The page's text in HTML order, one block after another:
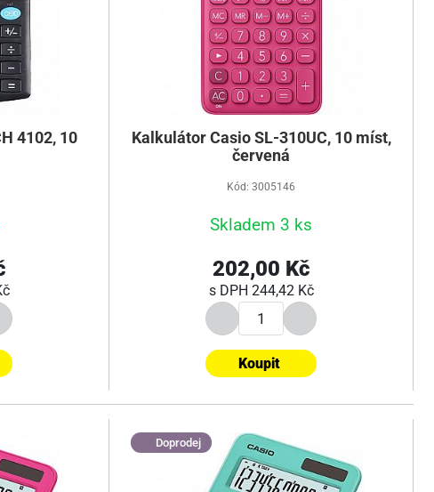
4102, 10
Kalkulátor Casio SL-310UC, 10 míst,
červená
Kód: 3005146
Skladem 3 ks
202,00 Kč
s DPH 244,42 Kč
Koupit
Doprodej